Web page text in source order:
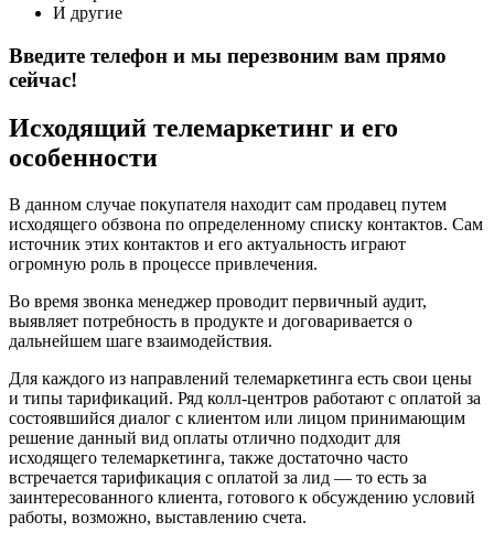
И другие
Введите телефон и мы перезвоним вам прямо
сейчас!
Исходящий телемаркетинг и его
особенности
В данном случае покупателя находит сам продавец путем
исходящего обзвона по определенному списку контактов. Сам
источник этих контактов и его актуальность играют
огромную роль в процессе привлечения.
Во время звонка менеджер проводит первичный аудит,
выявляет потребность в продукте и договаривается о
дальнейшем шаге взаимодействия.
Для каждого из направлений телемаркетинга есть свои цены
и типы тарификаций. Ряд колл-центров работают с оплатой за
состоявшийся диалог с клиентом или лицом принимающим
решение данный вид оплаты отлично подходит для
исходящего телемаркетинга, также достаточно часто
встречается тарификация с оплатой за лид — то есть за
заинтересованного клиента, готового к обсуждению условий
работы, возможно, выставлению счета.